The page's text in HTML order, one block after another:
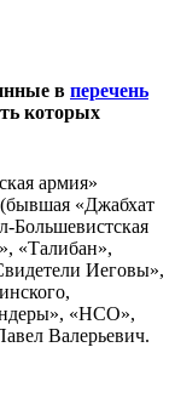
в перечень
которых
армия»
«Джабхат
Большевистская
«Талибан»,
Иеговы»,
«НСО»,
Валерьевич.